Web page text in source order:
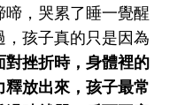
，哭累了睡一覺醒
孩子真的只是因為
對挫折時，身體裡的
放出來，孩子最常